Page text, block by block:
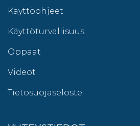
Käyttöohjeet
Käyttöturvallisuus
Oppaat
Videot
Tietosuojaseloste